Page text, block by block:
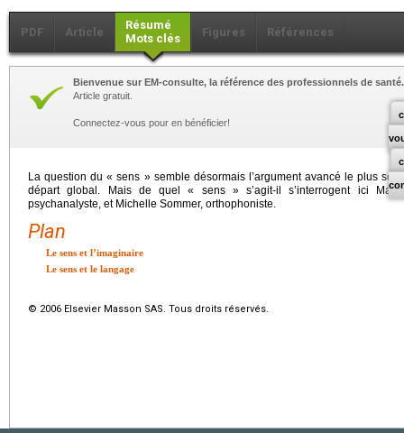
PDF Article
Résumé
Mots clés
Figures Références
Bienvenue sur EM-consulte, la référence des professionnels de santé.
Article gratuit.
Connectez-vous pour en bénéficier!
La question du « sens » semble désormais l’argument avancé le plus
départ global. Mais de quel « sens » s’agit-il s’interrogent ici
psychanalyste, et Michelle Sommer, orthophoniste.
Plan
Le sens et l’imaginaire
Le sens et le langage
© 2006 Elsevier Masson SAS. Tous droits réservés.